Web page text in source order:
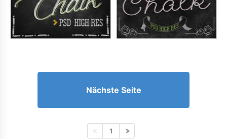
Nächste Seite
1